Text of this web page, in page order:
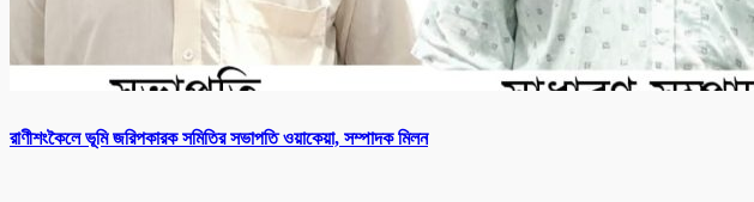
রাণীশংকৈলে ভূমি জরিপকারক সমিতির সভাপতি ওয়াকেয়া, সম্পাদক মিলন